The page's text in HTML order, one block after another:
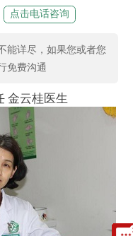
点击电话咨询
能详尽，如果您或者您
免费沟通
云桂医生